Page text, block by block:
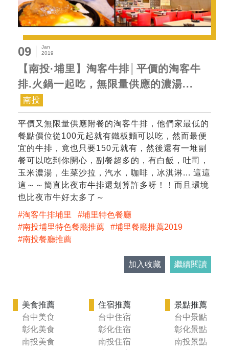
09
Jan
2019
【南投·埔里】淘客牛排│平價的淘客牛
排.火鍋一起吃，無限量供應的濃湯...
南投
平價又無限量供應附餐的淘客牛排，他們家最低的
餐點價位從100元起就有鐵板麵可以吃，然而最便
宜的牛排，竟也只要150元就有，然後還有一堆副
餐可以吃到你開心，副餐超多的，有白飯，吐司，
玉米濃湯，生菜沙拉，汽水，咖啡，冰淇淋... 這這
這～～簡直比夜市牛排還划算許多呀！！而且環境
也比夜市牛好太多了～
淘客牛排埔里
埔里特色餐廳
南投埔里特色餐廳推薦
埔里餐廳推薦2019
南投餐廳推薦
加入收藏 繼續閱讀
美食推薦
台中美食
彰化美食
南投美食
住宿推薦
台中住宿
彰化住宿
南投住宿
景點推薦
台中景點
彰化景點
南投景點